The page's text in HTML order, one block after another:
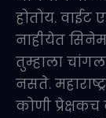
होतोय. वाईट
नाहीयेत
तुम्हाला
नसते.
कोणी